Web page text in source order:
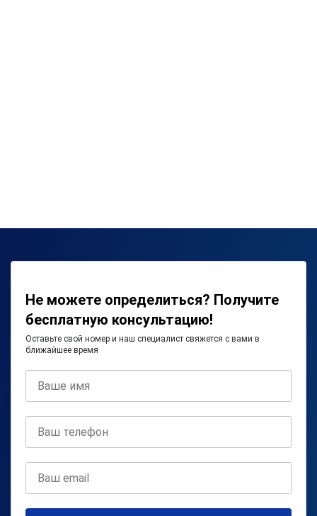
Не можете определиться? Получите
бесплатную консультацию!
Оставьте свой номер и наш специалист свяжется с вами в
ближайшее время